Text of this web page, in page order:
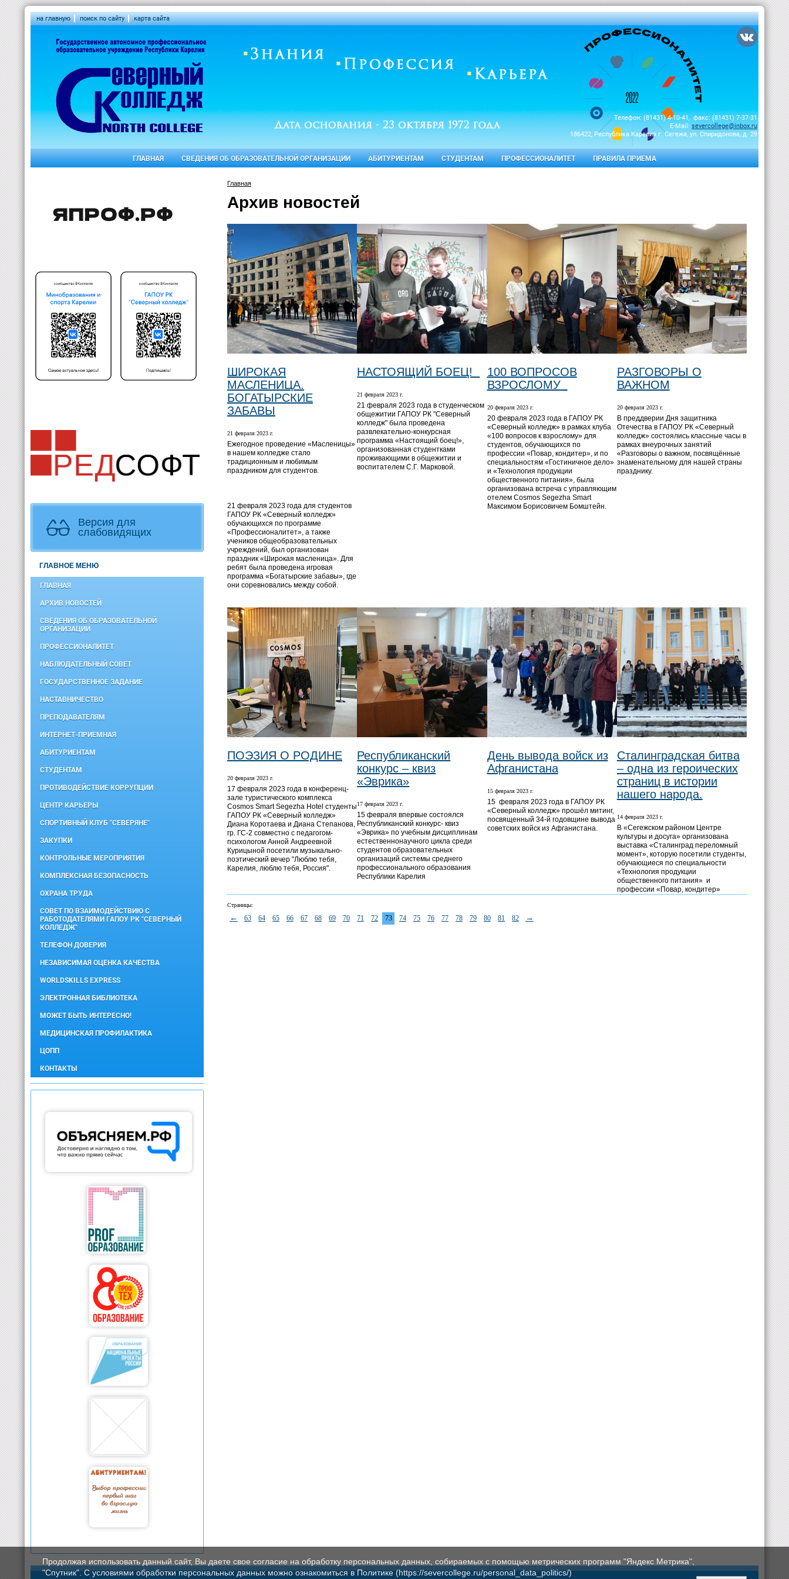
на главную поиск по сайту карта сайта
Телефон: (81431) 4-10-41, факс: (81431) 7-37-31
E-Mail: severcollege@inbox.ru
186422, Республика Карелия г. Сегежа, ул. Спиридонова, д. 29
ГЛАВНАЯ СВЕДЕНИЯ ОБ ОБРАЗОВАТЕЛЬНОЙ ОРГАНИЗАЦИИ АБИТУРИЕНТАМ СТУДЕНТАМ ПРОФЕССИОНАЛИТЕТ ПРАВИЛА ПРИЕМА
Версия для
слабовидящих
ГЛАВНОЕ МЕНЮ
ГЛАВНАЯ
АРХИВ НОВОСТЕЙ
СВЕДЕНИЯ ОБ ОБРАЗОВАТЕЛЬНОЙ
ОРГАНИЗАЦИИ
ПРОФЕССИОНАЛИТЕТ
НАБЛЮДАТЕЛЬНЫЙ СОВЕТ
ГОСУДАРСТВЕННОЕ ЗАДАНИЕ
НАСТАВНИЧЕСТВО
ПРЕПОДАВАТЕЛЯМ
ИНТЕРНЕТ-ПРИЕМНАЯ
АБИТУРИЕНТАМ
СТУДЕНТАМ
ПРОТИВОДЕЙСТВИЕ КОРРУПЦИИ
ЦЕНТР КАРЬЕРЫ
СПОРТИВНЫЙ КЛУБ "СЕВЕРЯНЕ"
ЗАКУПКИ
КОНТРОЛЬНЫЕ МЕРОПРИЯТИЯ
КОМПЛЕКСНАЯ БЕЗОПАСНОСТЬ
ОХРАНА ТРУДА
СОВЕТ ПО ВЗАИМОДЕЙСТВИЮ С
РАБОТОДАТЕЛЯМИ ГАПОУ РК "СЕВЕРНЫЙ
КОЛЛЕДЖ"
ТЕЛЕФОН ДОВЕРИЯ
НЕЗАВИСИМАЯ ОЦЕНКА КАЧЕСТВА
WORLDSKILLS EXPRESS
ЭЛЕКТРОННАЯ БИБЛИОТЕКА
МОЖЕТ БЫТЬ ИНТЕРЕСНО!
МЕДИЦИНСКАЯ ПРОФИЛАКТИКА
ЦОПП
КОНТАКТЫ
Главная
Архив новостей
ШИРОКАЯ
МАСЛЕНИЦА.
БОГАТЫРСКИЕ
ЗАБАВЫ
21 февраля 2023 г.
Ежегодное проведение «Масленицы»
в нашем колледже стало
традиционным и любимым
праздником для студентов.
21 февраля 2023 года для студентов
ГАПОУ РК «Северный колледж»
обучающихся по программе
«Профессионалитет», а также
учеников общеобразовательных
учреждений, был организован
праздник «Широкая масленица». Для
ребят была проведена игровая
программа «Богатырские забавы», где
они соревновались между собой.
НАСТОЯЩИЙ БОЕЦ!
21 февраля 2023 г.
21 февраля 2023 года в студенческом
общежитии ГАПОУ РК "Северный
колледж" была проведена
развлекательно-конкурсная
программа «Настоящий боец!»,
организованная студентками
проживающими в общежитии и
воспитателем С.Г. Марковой.
100 ВОПРОСОВ
ВЗРОСЛОМУ
20 февраля 2023 г.
20 февраля 2023 года в ГАПОУ РК
«Северный колледж» в рамках клуба
«100 вопросов к взрослому» для
студентов, обучающихся по
профессии «Повар, кондитер», и по
специальностям «Гостиничное дело»
и «Технология продукции
общественного питания», была
организована встреча с управляющим
отелем Cosmos Segezha Smart
Максимом Борисовичем Бомштейн.
РАЗГОВОРЫ О
ВАЖНОМ
20 февраля 2023 г.
В преддверии Дня защитника
Отечества в ГАПОУ РК «Северный
колледж» состоялись классные часы в
рамках внеурочных занятий
«Разговоры о важном, посвящённые
знаменательному для нашей страны
празднику.
ПОЭЗИЯ О РОДИНЕ
20 февраля 2023 г.
17 февраля 2023 года в конференц-
зале туристического комплекса
Cosmos Smart Segezha Hotel студенты
ГАПОУ РК «Северный колледж»
Диана Коротаева и Диана Степанова,
гр. ГС-2 совместно с педагогом-
психологом Анной Андреевной
Курицыной посетили музыкально-
поэтический вечер "Люблю тебя,
Карелия, люблю тебя, Россия".
Республиканский
конкурс – квиз
«Эврика»
17 февраля 2023 г.
15 февраля впервые состоялся
Республиканский конкурс- квиз
«Эврика» по учебным дисциплинам
естественнонаучного цикла среди
студентов образовательных
организаций системы среднего
профессионального образования
Республики Карелия
День вывода войск из
Афганистана
15 февраля 2023 г.
15 февраля 2023 года в ГАПОУ РК
«Северный колледж» прошёл митинг,
посвященный 34-й годовщине вывода
советских войск из Афганистана.
Сталинградская битва
– одна из героических
страниц в истории
нашего народа.
14 февраля 2023 г.
В «Сегежском районом Центре
культуры и досуга» организована
выставка «Сталинград переломный
момент», которую посетили студенты,
обучающиеся по специальности
«Технология продукции
общественного питания» и
профессии «Повар, кондитер»
Страницы:
← 63 64 65 66 67 68 69 70 71 72 73 74 75 76 77 78 79 80 81 82 →
Продолжая использовать данный сайт, Вы даете свое согласие на обработку персональных данных, собираемых с помощью метрических программ "Яндекс Метрика",
"Спутник". С условиями обработки персональных данных можно ознакомиться в Политике (https://severcollege.ru/personal_data_politics/)